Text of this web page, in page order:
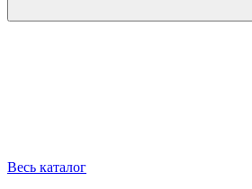
Весь каталог